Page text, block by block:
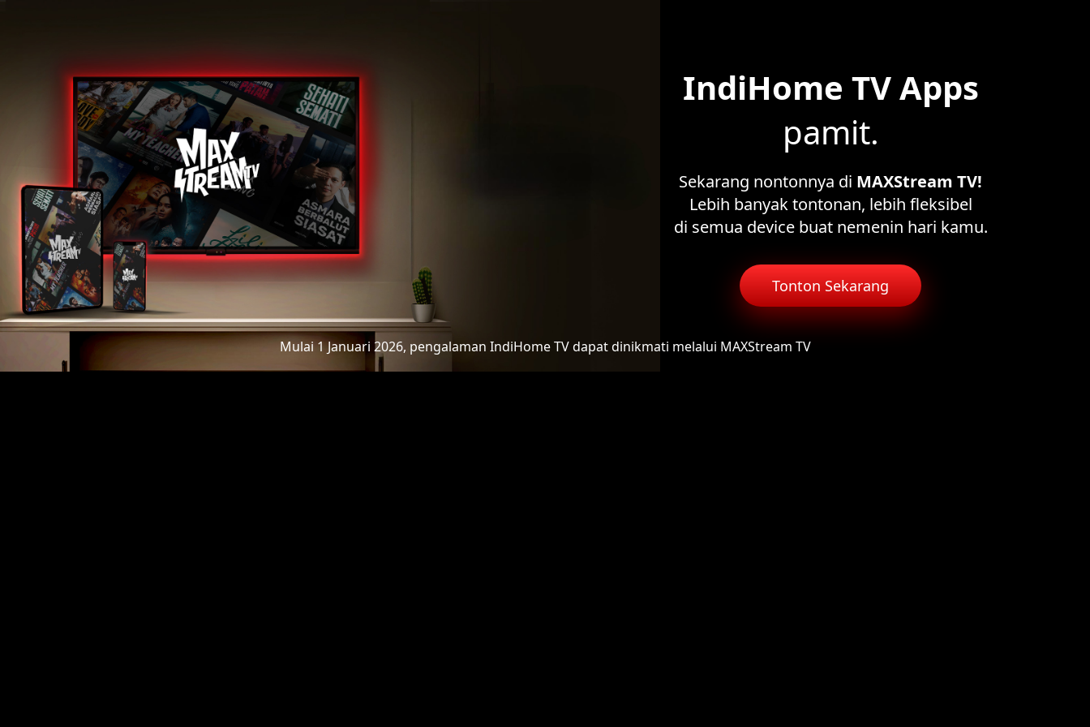
IndiHome TV Apps
pamit.
Sekarang nontonnya di MAXStream TV!
Lebih banyak tontonan, lebih fleksibel
di semua device buat nemenin hari kamu.
Tonton Sekarang
Mulai 1 Januari 2026, pengalaman IndiHome TVdapat dinikmati melalui MAXStream TV